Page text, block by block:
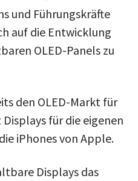
und Führungskräfte
auf die Entwicklung
OLED-Panels zu
den OLED-Markt für
für die eigenen
iPhones von Apple.
Displays das